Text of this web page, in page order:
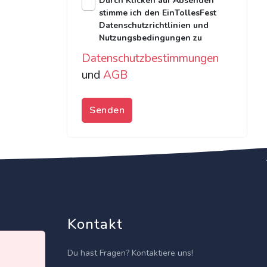
stimme ich den EinTollesFest
Datenschutzrichtlinien und
Nutzungsbedingungen zu
Datenschutzbestimmungen
und AGB
Senden
Kontakt
Du hast Fragen? Kontaktiere uns!